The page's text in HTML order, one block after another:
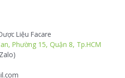
Liệu Facare
Phường 15, Quận 8, Tp.HCM